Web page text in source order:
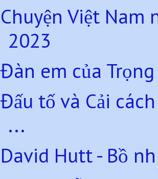
Chuyện Việt Nam
2023
Đàn em của
Đấu tố và Cải
...
David Hutt - Bồ